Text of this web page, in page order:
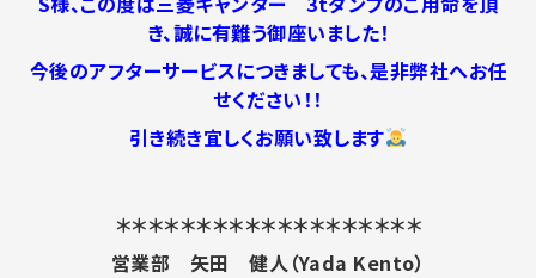
き、誠に有難う御座いました！
今後のアフターサービスにつきましても、是非弊社へお任
せください！！
引き続き宜しくお願い致します
＊＊＊＊＊＊＊＊＊＊＊＊＊＊＊＊＊＊＊
営業部 矢田 健人（Yada Kento）